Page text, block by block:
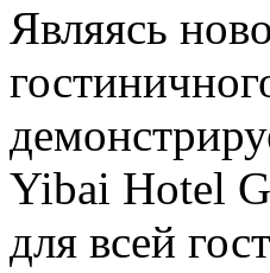
Являясь
Yibai Hotel
для всей